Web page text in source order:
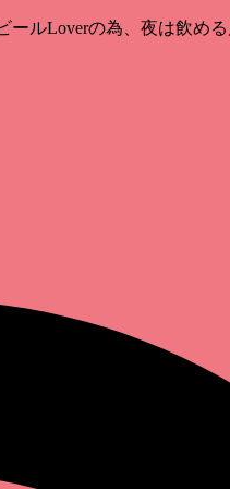
ールLoverの為、夜は飲め